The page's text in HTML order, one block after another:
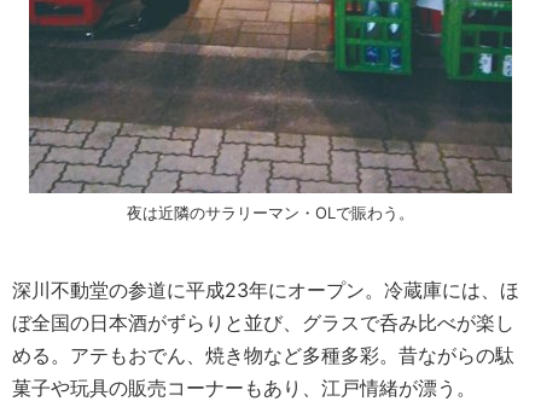
夜は近隣のサラリーマン・OLで賑わう。
深川不動堂の参道に平成23年にオープン。冷蔵庫には、ほ
ぼ全国の日本酒がずらりと並び、グラスで呑み比べが楽し
める。アテもおでん、焼き物など多種多彩。昔ながらの駄
菓子や玩具の販売コーナーもあり、江戸情緒が漂う。